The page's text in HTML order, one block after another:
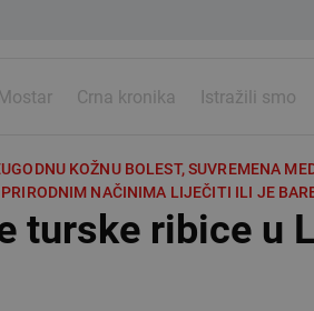
Mostar Crna kronika Istražili smo
KOŽNU BOLEST, SUVREMENA
NAČINIMA LIJEČITI ILI JE
turske ribice u